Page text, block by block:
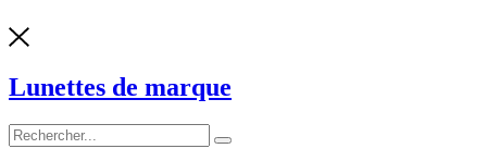
Lunettes de marque